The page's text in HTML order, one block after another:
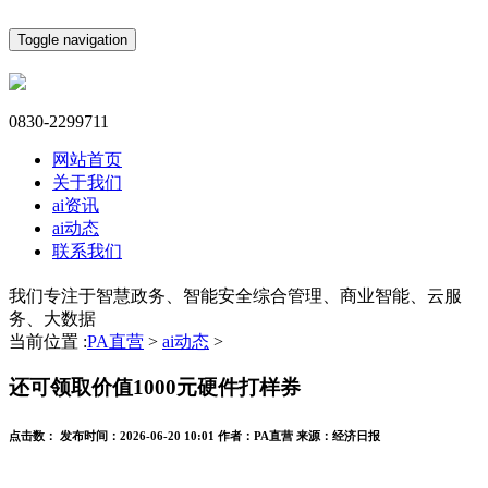
Toggle navigation
0830-2299711
网站首页
关于我们
ai资讯
ai动态
联系我们
我们专注于智慧政务、智能安全综合管理、商业智能、云服
务、大数据
当前位置 :PA直营 > ai动态 >
还可领取价值1000元硬件打样券
点击数： 发布时间： 2026-06-20 10:01 作者： PA直营 来源： 经济日报